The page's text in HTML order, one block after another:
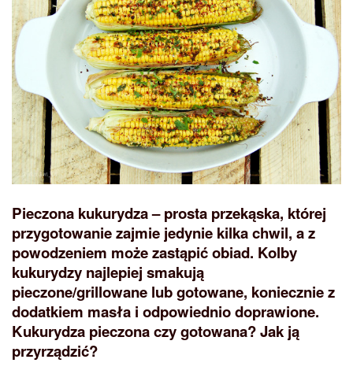
Pieczona kukurydza – prosta przekąska, której
przygotowanie zajmie jedynie kilka chwil, a z
powodzeniem może zastąpić obiad. Kolby
kukurydzy najlepiej smakują
pieczone/grillowane lub gotowane, koniecznie z
dodatkiem masła i odpowiednio doprawione.
Kukurydza pieczona czy gotowana? Jak ją
przyrządzić?